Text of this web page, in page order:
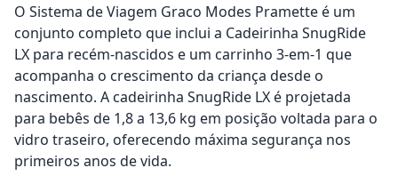
O Sistema de Viagem Graco Modes Pramette é um
conjunto completo que inclui a Cadeirinha SnugRide
LX para recém-nascidos e um carrinho 3-em-1 que
acompanha o crescimento da criança desde o
nascimento. A cadeirinha SnugRide LX é projetada
para bebês de 1,8 a 13,6 kg em posição voltada para o
vidro traseiro, oferecendo máxima segurança nos
primeiros anos de vida.